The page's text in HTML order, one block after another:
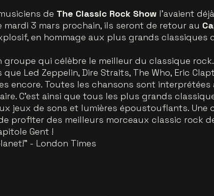
de The Classic Rock Show l’avaient
mardi 3 mars prochain, ils seront de retour au
en hommage aux plus grands classiques
groupe qui célèbre le meilleur du classique
Led Zeppelin, Dire Straits, The Who, Eric
encore. Toutes les chansons sont
C’est ainsi que tous les plus grands
jeux de sons et lumières époustouflants. Une
profiter des meilleurs morceaux classic rock
Gent !
- London Times